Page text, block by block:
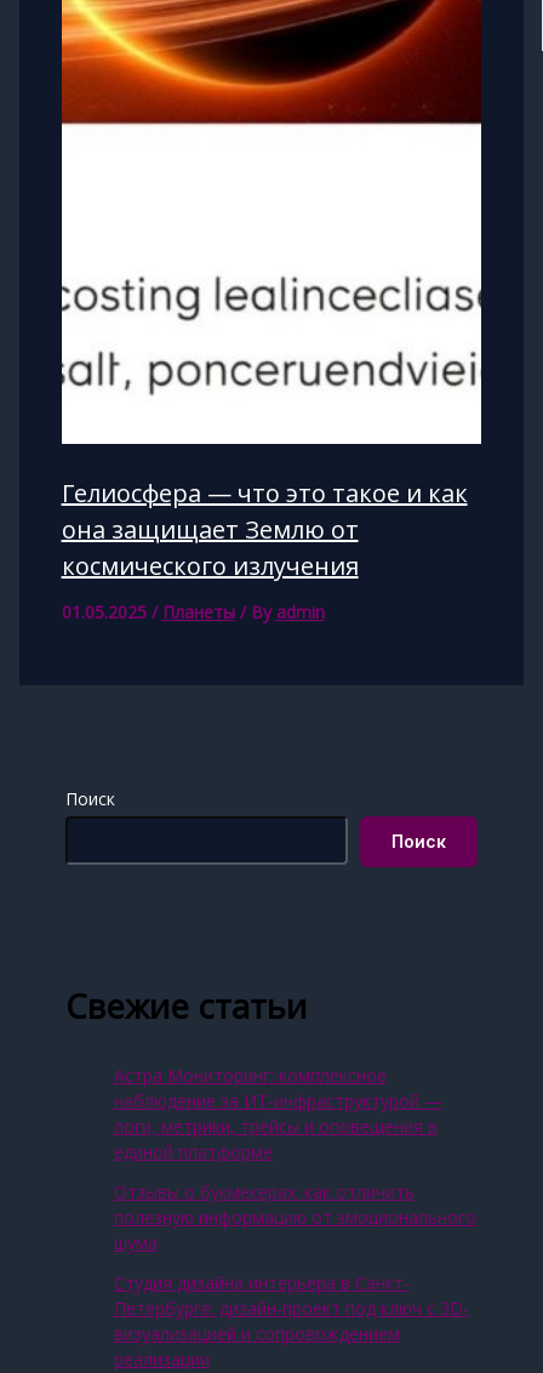
Гелиосфера — что это такое и как
она защищает Землю от
космического излучения
01.05.2025 / Планеты/ By admin
Поиск
Поиск
Свежие статьи
Астра Мониторинг: комплексное
наблюдение за ИТ‑инфраструктурой —
логи, метрики, трейсы и оповещения в
единой платформе
Отзывы о букмекерах: как отличить
полезную информацию от эмоционального
шума
Студия дизайна интерьера в Санкт-
Петербурге: дизайн-проект под ключ с 3D-
визуализацией и сопровождением
реализации